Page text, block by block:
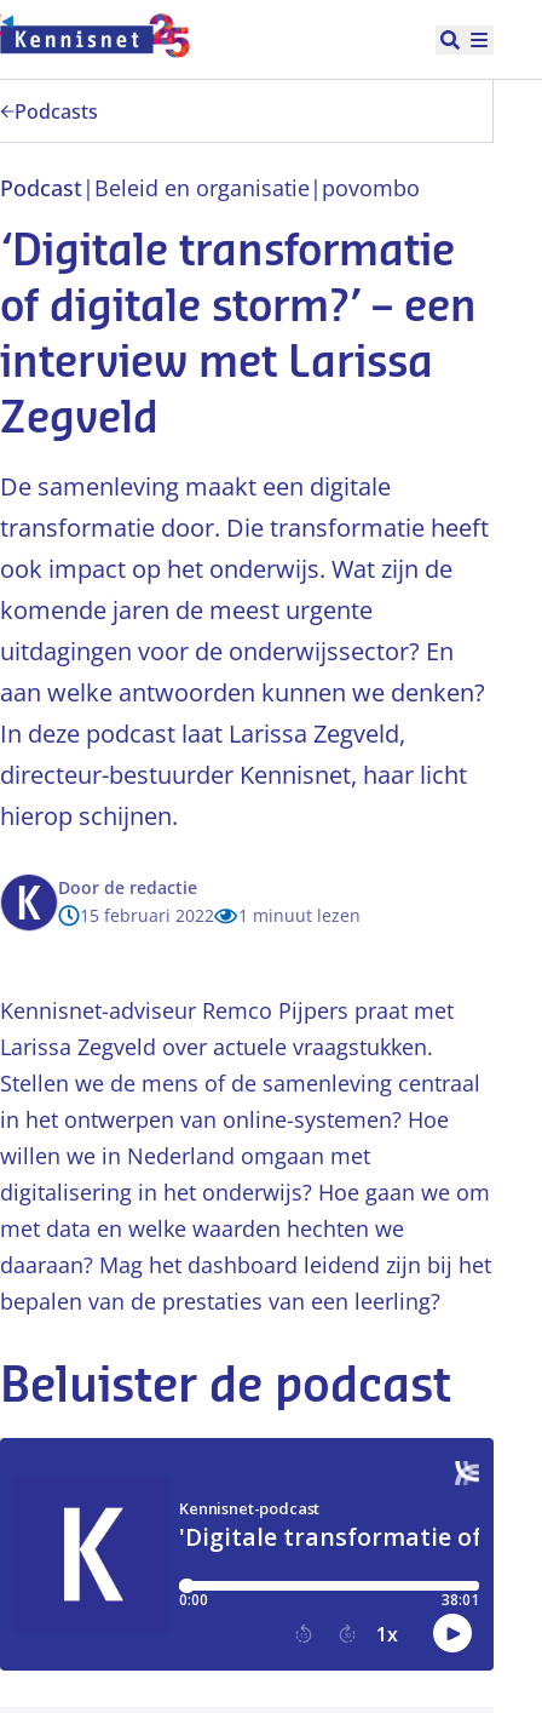
Doorgaan naar hoofdinhoud
Open
Podcasts
Podcast| Beleid en organisatie| povombo
‘Digitale transformatie
of digitale storm?’ – een
interview met Larissa
Zegveld
De samenleving maakt een digitale
transformatie door. Die transformatie heeft
ook impact op het onderwijs. Wat zijn de
komende jaren de meest urgente
uitdagingen voor de onderwijssector? En
aan welke antwoorden kunnen we denken?
In deze podcast laat Larissa Zegveld,
directeur-bestuurder Kennisnet, haar licht
hierop schijnen.
Door de redactie
15 februari 2022
1 minuut lezen
Kennisnet-adviseur Remco Pijpers praat met
Larissa Zegveld over actuele vraagstukken.
Stellen we de mens of de samenleving centraal
in het ontwerpen van online-systemen? Hoe
willen we in Nederland omgaan met
digitalisering in het onderwijs? Hoe gaan we om
met data en welke waarden hechten we
daaraan? Mag het dashboard leidend zijn bij het
bepalen van de prestaties van een leerling?
Beluister de podcast